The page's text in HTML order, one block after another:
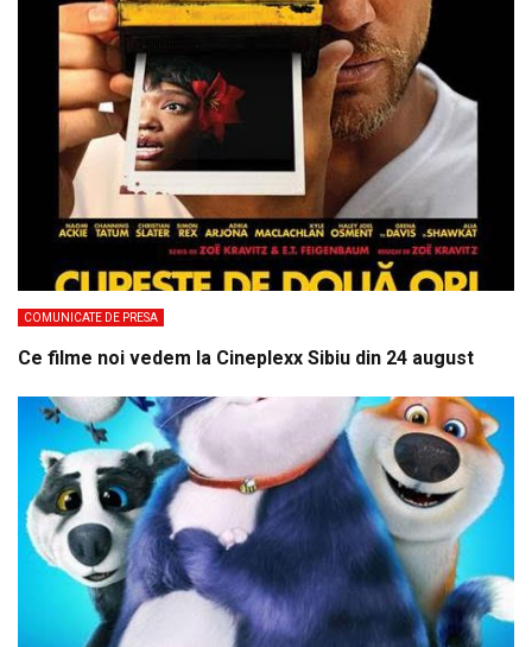
COMUNICATE DE PRESA
Ce filme noi vedem la Cineplexx Sibiu din 24 august